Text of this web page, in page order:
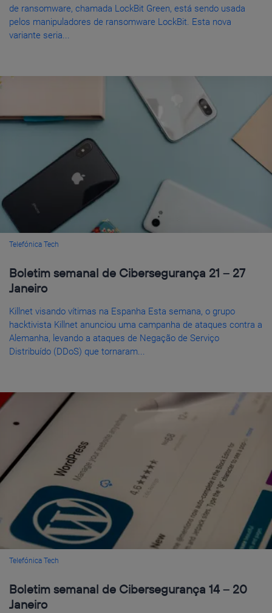
de ransomware, chamada LockBit Green, está sendo usada
pelos manipuladores de ransomware LockBit. Esta nova
variante seria...
Telefónica Tech
Boletim semanal de Cibersegurança 21 – 27
Janeiro
Killnet visando vítimas na Espanha Esta semana, o grupo
hacktivista Killnet anunciou uma campanha de ataques contra a
Alemanha, levando a ataques de Negação de Serviço
Distribuído (DDoS) que tornaram...
Telefónica Tech
Boletim semanal de Cibersegurança 14 – 20
Janeiro